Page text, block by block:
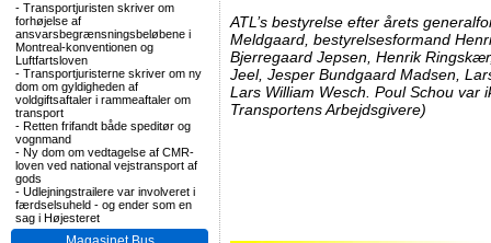
- Transportjuristen skriver om
forhøjelse af
ansvarsbegrænsningsbeløbene i
Montreal-konventionen og
Luftfartsloven
- Transportjuristerne skriver om ny
dom om gyldigheden af
voldgiftsaftaler i rammeaftaler om
transport
- Retten frifandt både speditør og
vognmand
- Ny dom om vedtagelse af CMR-
loven ved national vejstransport af
gods
- Udlejningstrailere var involveret i
færdselsuheld - og ender som en
sag i Højesteret
ATL’s bestyrelse efter årets
Meldgaard, bestyrelsesformand
Bjerregaard Jepsen, Henrik
Jeel, Jesper Bundgaard Madsen,
Lars William Wesch. Poul Schou var
Transportens Arbejdsgivere)